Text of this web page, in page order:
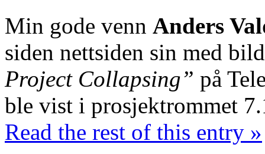
Min gode venn Anders
siden nettsiden sin med
Project Collapsing” på
ble vist i prosjektrommet
Read the rest of this entry »